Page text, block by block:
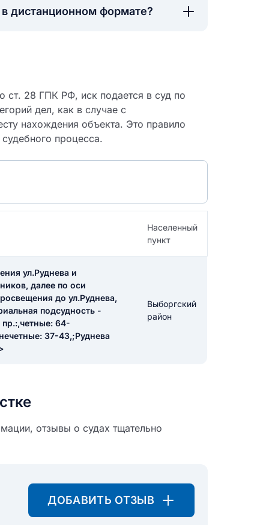
дистанционном формате?
ст. 28 ГПК РФ, иск подается в суд по
дел, как в случае с
нахождения объекта. Это правило
процесса.
Населенный
пункт
ул.Руднева и
далее по оси
до ул.Руднева,
подсудность -
пр.:,четные: 64-
37-43,;Руднева
Выборгский
район
отзывы о судах тщательно
ДОБАВИТЬ ОТЗЫВ
отзыва